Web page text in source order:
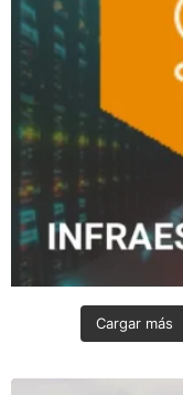
Cargar más